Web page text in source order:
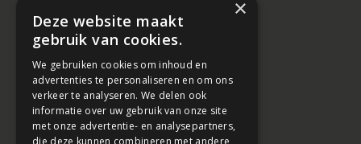
×
Deze website maakt
gebruik van cookies.
We gebruiken cookies om inhoud en
advertenties te personaliseren en om ons
verkeer te analyseren. We delen ook
informatie over uw gebruik van onze site
met onze advertentie- en analysepartners,
die deze kunnen combineren met andere